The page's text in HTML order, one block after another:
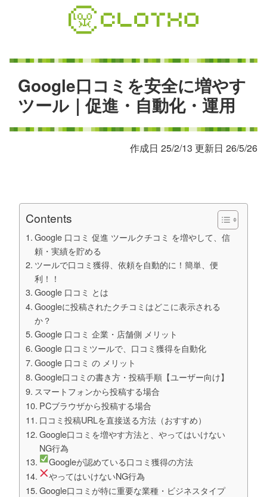
Google口コ ミ を安全に増やす
ツール ｜促進・ 自動化・ 運用
作成日 25/2/13 更新日 26/5/26
Contents
Google 口コミ 促進 ツールクチコミ を増やして、信
頼・実績を貯める
ツールで口コミ獲得、依頼を自動的に！簡単、便
利！！
Google 口コミ とは
Googleに投稿されたクチコミはどこに表示される
か？
Google 口コミ 企業・店舗側 メリット
Google 口コミツールで、口コミ獲得を自動化
Google 口コミ の メリット
Google口コミの書き方・投稿手順【ユーザー向け】
スマートフォンから投稿する場合
PCブラウザから投稿する場合
口コミ投稿URLを直接送る方法（おすすめ）
Google口コミを増やす方法と、やってはいけない
NG行為
Googleが認めている口コミ獲得の方法
やってはいけないNG行為
Google口コミが特に重要な業種・ビジネスタイプ